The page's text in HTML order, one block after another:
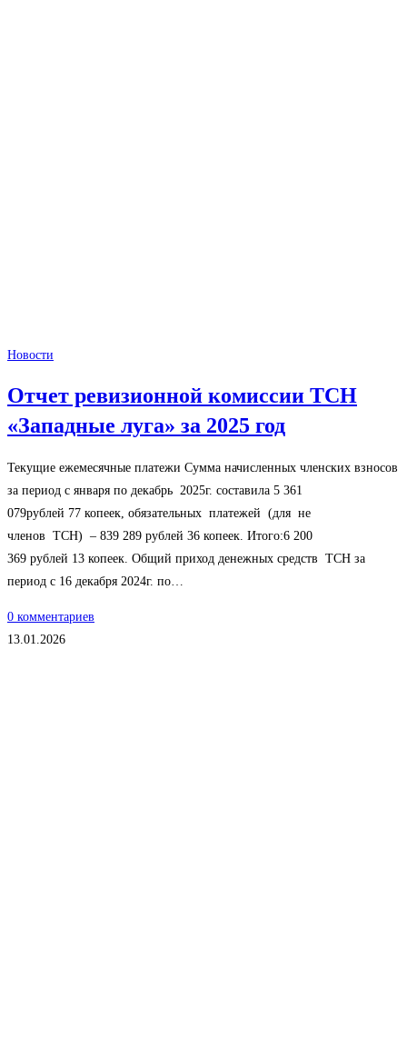
Новости
Отчет ревизионной комиссии ТСН
«Западные луга» за 2025 год
Текущие ежемесячные платежи Сумма начисленных членских взносов
за период с января по декабрь 2025г. составила 5 361
079рублей 77 копеек, обязательных платежей (для не
членов ТСН) – 839 289 рублей 36 копеек. Итого:6 200
369 рублей 13 копеек. Общий приход денежных средств ТСН за
период с 16 декабря 2024г. по…
0 комментариев
13.01.2026